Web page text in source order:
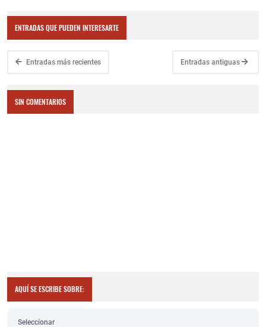
ENTRADAS QUE PUEDEN INTERESARTE
Entradas más recientes Entradas antiguas
SIN COMENTARIOS
AQUÍ SE ESCRIBE SOBRE:
Seleccionar